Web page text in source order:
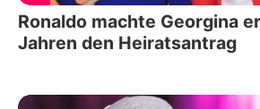
Ronaldo machte Georgina
Jahren den Heiratsantrag